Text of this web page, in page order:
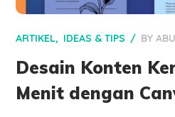
ARTIKEL IDEAS & TIPS BY
Desain Konten
Menit dengan